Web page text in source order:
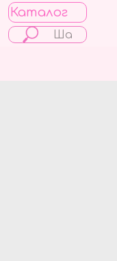
Каталог